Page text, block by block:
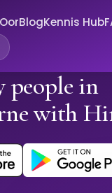
BlogKennis Hub
people in
with